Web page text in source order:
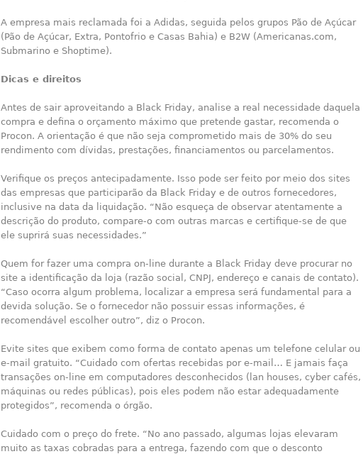
A empresa mais reclamada foi a Adidas, seguida pelos grupos Pão de Açúcar
(Pão de Açúcar, Extra, Pontofrio e Casas Bahia) e B2W (Americanas.com,
Submarino e Shoptime).
Dicas e direitos
Antes de sair aproveitando a Black Friday, analise a real necessidade daquela
compra e defina o orçamento máximo que pretende gastar, recomenda o
Procon. A orientação é que não seja comprometido mais de 30% do seu
rendimento com dívidas, prestações, financiamentos ou parcelamentos.
Verifique os preços antecipadamente. Isso pode ser feito por meio dos sites
das empresas que participarão da Black Friday e de outros fornecedores,
inclusive na data da liquidação. “Não esqueça de observar atentamente a
descrição do produto, compare-o com outras marcas e certifique-se de que
ele suprirá suas necessidades.”
Quem for fazer uma compra on-line durante a Black Friday deve procurar no
site a identificação da loja (razão social, CNPJ, endereço e canais de contato).
“Caso ocorra algum problema, localizar a empresa será fundamental para a
devida solução. Se o fornecedor não possuir essas informações, é
recomendável escolher outro”, diz o Procon.
Evite sites que exibem como forma de contato apenas um telefone celular ou
e-mail gratuito. “Cuidado com ofertas recebidas por e-mail… E jamais faça
transações on-line em computadores desconhecidos (lan houses, cyber cafés,
máquinas ou redes públicas), pois eles podem não estar adequadamente
protegidos”, recomenda o órgão.
Cuidado com o preço do frete. “No ano passado, algumas lojas elevaram
muito as taxas cobradas para a entrega, fazendo com que o desconto